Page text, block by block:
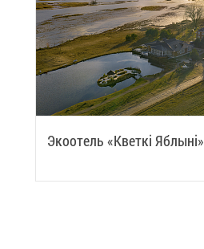
Эко­отель «Квет­кi Яб­лы­нi»